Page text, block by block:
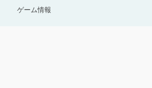
ゲーム情報